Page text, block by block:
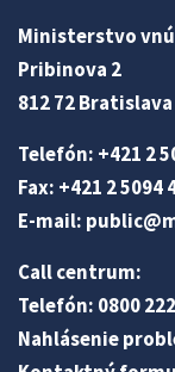
Ministerstvo
Pribinova 2
812 72 Bratislava
Telefón: +421 2
Fax: +421 2 5094
E-mail:
Call centrum:
Telefón: 0800
Nahlásenie